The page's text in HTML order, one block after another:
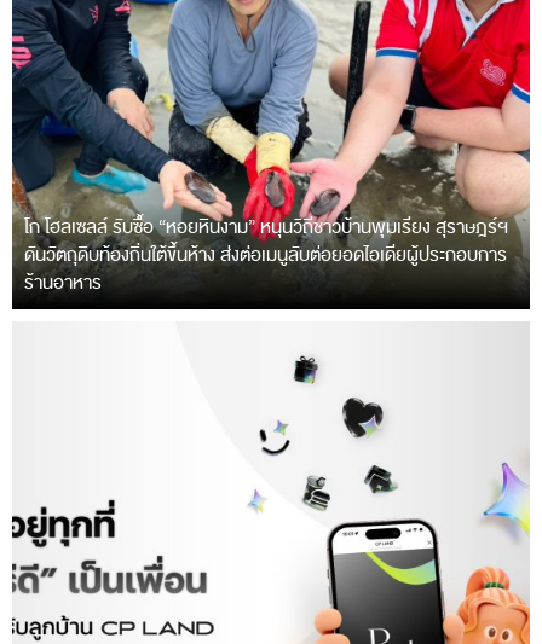
โก โฮลเซลล์ รับซื้อ “หอยหินงาม” หนุนวิถีชาวบ้านพุมเรียง สุราษฎร์ฯ
ดันวัตถุดิบท้องถิ่นใต้ขึ้นห้าง ส่งต่อเมนูลับต่อยอดไอเดียผู้ประกอบการ
ร้านอาหาร